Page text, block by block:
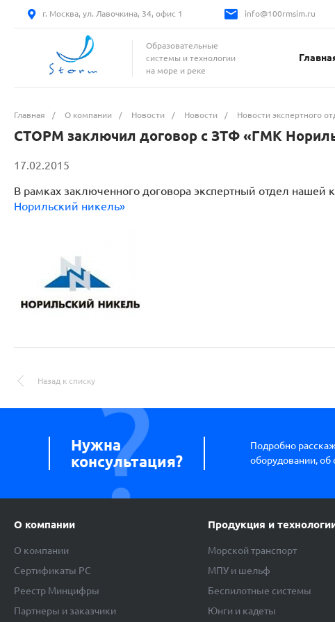
г. Москва, ул. Лавочкина, 34, офис 1 info@100rmsim.ru
Образовательные
системы и технологии
на море и реке
Главная / О компании / Новости / Новости / Новости экспертного
СТОРМ заключил договор c ЗТФ «ГМК
17.02.2015
В рамках заключенного договора экспертный отдел нашей
Норильский никель»
Назад к списку
Нужна
консультация?
Подробно
оборудовании, об
О компании
О компании
Сертификаты РС
Реестр Минцифры
Партнеры и заказчики
Продукция и
Морской транспорт
МПУ и шельф
Беспилотные системы
Юнги и кадеты